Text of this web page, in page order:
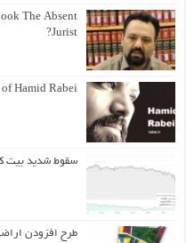
The Absent
Jurist?
Hamid Rabei
سقوط شدید بیت کوین ؛ افت ۱۵
طرح افزودن